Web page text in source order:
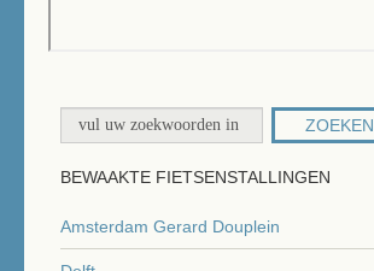
ZOEKEN
BEWAAKTE FIETSENSTALLINGEN
Amsterdam Gerard Douplein